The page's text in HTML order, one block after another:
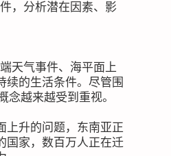
，分析潜在因素、影
天气事件、海平面上
续的生活条件。尽管围
念越来越受到重视。
上升的问题，东南亚正
国家，数百万人正在迁